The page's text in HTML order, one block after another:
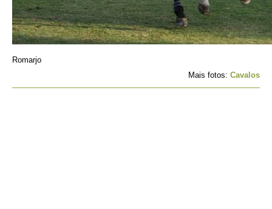
Romarjo
Mais fotos: Cavalos